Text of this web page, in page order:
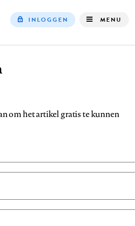
INLOGGEN MENU
om het artikel gratis te kunnen